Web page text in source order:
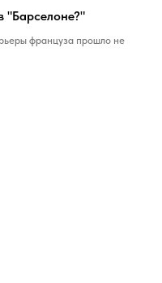
"Барселоне?"
француза прошло не